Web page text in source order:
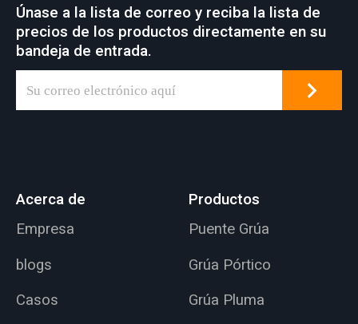
Únase a la lista de correo y reciba la lista de
precios de los productos directamente en su
bandeja de entrada.
Acerca de
Empresa
blogs
Casos
Productos
Puente Grúa
Grúa Pórtico
Grúa Pluma